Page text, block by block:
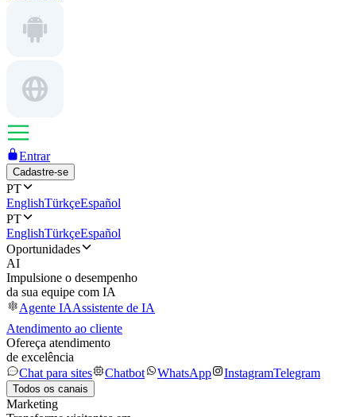
Entrar
Cadastre-se
PT
EnglishTürkçeEspañol
PT
EnglishTürkçeEspañol
Oportunidades
AI
Impulsione o desempenho
da sua equipe com IA
Agente IAAssistente de IA
Atendimento ao cliente
Ofereça atendimento
de excelência
Chat para sites
Chatbot WhatsApp InstagramTelegram
Todos os canais
Marketing